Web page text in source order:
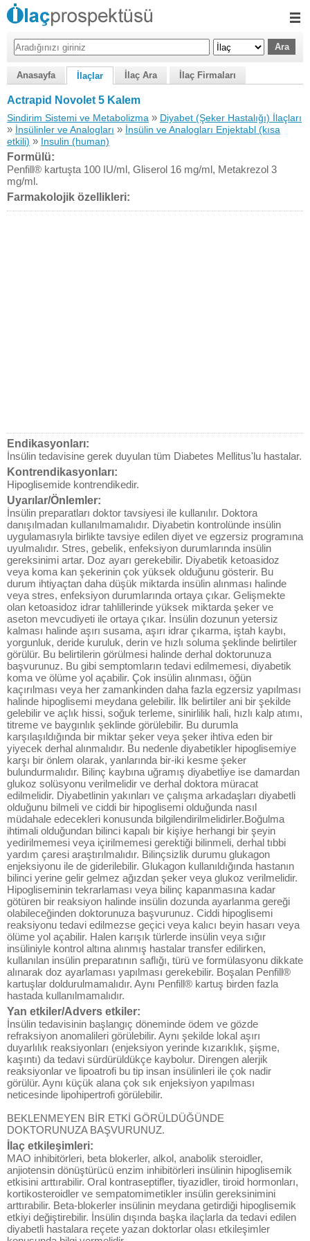
Anasayfa İlaçlar İlaç Ara İlaç Firmaları
Actrapid Novolet 5 Kalem
Sindirim Sistemi ve Metabolizma » Diyabet (Şeker Hastalığı) İlaçları
» İnsülinler ve Analogları » İnsülin ve Analogları Enjektabl (kısa
etkili) » Insulin (human)
Formülü:
Penfill® kartuşta 100 IU/ml, Gliserol 16 mg/ml, Metakrezol 3
mg/ml.
Farmakolojik özellikleri:
Endikasyonları:
İnsülin tedavisine gerek duyulan tüm Diabetes Mellitus'lu hastalar.
Kontrendikasyonları:
Hipoglisemide kontrendikedir.
Uyarılar/Önlemler:
İnsülin preparatları doktor tavsiyesi ile kullanılır. Doktora
danışılmadan kullanılmamalıdır. Diyabetin kontrolünde insülin
uygulamasıyla birlikte tavsiye edilen diyet ve egzersiz programına
uyulmalıdır. Stres, gebelik, enfeksiyon durumlarında insülin
gereksinimi artar. Doz ayarı gerekebilir. Diyabetik ketoasidoz
veya koma kan şekerinin çok yüksek olduğunu gösterir. Bu
durum ihtiyaçtan daha düşük miktarda insülin alınması halinde
veya stres, enfeksiyon durumlarında ortaya çıkar. Gelişmekte
olan ketoasidoz idrar tahlillerinde yüksek miktarda şeker ve
aseton mevcudiyeti ile ortaya çıkar. İnsülin dozunun yetersiz
kalması halinde aşırı susama, aşırı idrar çıkarma, iştah kaybı,
yorgunluk, deride kuruluk, derin ve hızlı soluma şeklinde belirtiler
görülür. Bu belirtilerin görülmesi halinde derhal doktorunuza
başvurunuz. Bu gibi semptomların tedavi edilmemesi, diyabetik
koma ve ölüme yol açabilir. Çok insülin alınması, öğün
kaçırılması veya her zamankinden daha fazla egzersiz yapılması
halinde hipoglisemi meydana gelebilir. İlk belirtiler ani bir şekilde
gelebilir ve açlık hissi, soğuk terleme, sinirlilik hali, hızlı kalp atımı,
titreme ve baygınlık şeklinde görülebilir. Bu durumla
karşılaşıldığında bir miktar şeker veya şeker ihtiva eden bir
yiyecek derhal alınmalıdır. Bu nedenle diyabetikler hipoglisemiye
karşı bir önlem olarak, yanlarında bir-iki kesme şeker
bulundurmalıdır. Bilinç kaybına uğramış diyabetliye ise damardan
glukoz solüsyonu verilmelidir ve derhal doktora müracat
edilmelidir. Diyabetlinin yakınları ve çalışma arkadaşları diyabetli
olduğunu bilmeli ve ciddi bir hipoglisemi olduğunda nasıl
müdahale edecekleri konusunda bilgilendirilmelidirler.Boğulma
ihtimali olduğundan bilinci kapalı bir kişiye herhangi bir şeyin
yedirilmemesi veya içirilmemesi gerektiği bilinmeli, derhal tıbbi
yardım çaresi araştırılmalıdır. Bilinçsizlik durumu glukagon
enjeksiyonu ile de giderilebilir. Glukagon kullanıldığında hastanın
bilinci yerine gelir gelmez ağızdan şeker veya glukoz verilmelidir.
Hipogliseminin tekrarlaması veya bilinç kapanmasına kadar
götüren bir reaksiyon halinde insülin dozunda ayarlanma gereği
olabileceğinden doktorunuza başvurunuz. Ciddi hipoglisemi
reaksiyonu tedavi edilmezse geçici veya kalıcı beyin hasarı veya
ölüme yol açabilir. Halen karışık türlerde insülin veya sığır
insüliniyle kontrol altına alınmış hastalar transfer edilirken,
kullanılan insülin preparatının saflığı, türü ve formülasyonu dikkate
alınarak doz ayarlaması yapılması gerekebilir. Boşalan Penfill®
kartuşlar doldurulmamalıdır. Aynı Penfill® kartuş birden fazla
hastada kullanılmamalıdır.
Yan etkiler/Advers etkiler:
İnsülin tedavisinin başlangıç döneminde ödem ve gözde
refraksiyon anomalileri görülebilir. Aynı şekilde lokal aşırı
duyarlılık reaksiyonları (enjeksiyon yerinde kızarıklık, şişme,
kaşıntı) da tedavi sürdürüldükçe kaybolur. Direngen alerjik
reaksiyonlar ve lipoatrofi bu tip insan insülinleri ile çok nadir
görülür. Aynı küçük alana çok sık enjeksiyon yapılması
neticesinde lipohipertrofi görülebilir.
BEKLENMEYEN BİR ETKİ GÖRÜLDÜĞÜNDE
DOKTORUNUZA BAŞVURUNUZ.
İlaç etkileşimleri:
MAO inhibitörleri, beta blokerler, alkol, anabolik steroidler,
anjiotensin dönüştürücü enzim inhibitörleri insülinin hipoglisemik
etkisini arttırabilir. Oral kontraseptifler, tiyazidler, tiroid hormonları,
kortikosteroidler ve sempatomimetikler insülin gereksinimini
arttırabilir. Beta-blokerler insülinin meydana getirdiği hipoglisemik
etkiyi değiştirebilir. İnsülin dışında başka ilaçlarla da tedavi edilen
diyabetli hastalara reçete yazan doktorlar olası etkileşimler